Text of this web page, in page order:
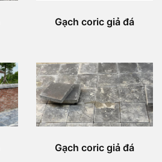
Gạch coric giả đá
Gạch coric giả đá